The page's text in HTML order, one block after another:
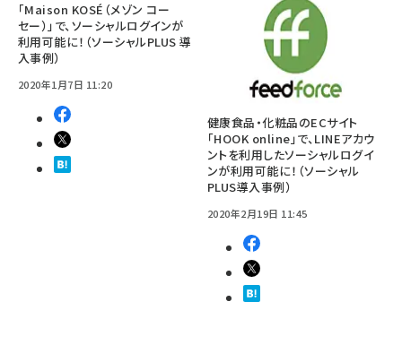
「Maison KOSÉ（メゾン コー
セー）」で、ソーシャルログインが
利用可能に！（ソーシャルPLUS 導
入事例）
2020年1月7日 11:20
健康食品・化粧品のECサイト
「HOOK online」で、LINEアカウ
ントを利用したソーシャルログイ
ンが利用可能に！（ソーシャル
PLUS導入事例）
2020年2月19日 11:45